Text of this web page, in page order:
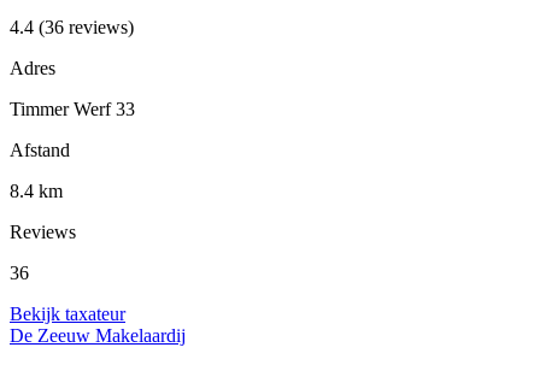
4.4 (36 reviews)
Adres
Timmer Werf 33
Afstand
8.4 km
Reviews
36
Bekijk taxateur
De Zeeuw Makelaardij